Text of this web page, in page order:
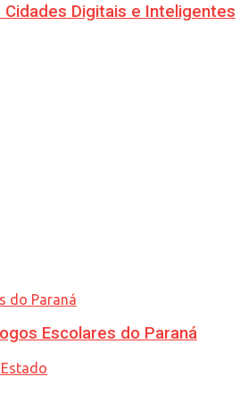
Digitais e Inteligentes
Escolares do Paraná